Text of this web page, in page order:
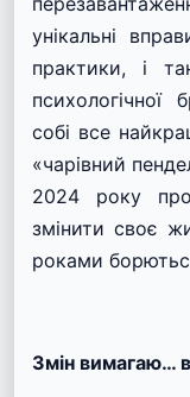
унікальні
практики, і
собі все
«чарівний
2024 року
змінити своє
роками
Змін вимагаю…